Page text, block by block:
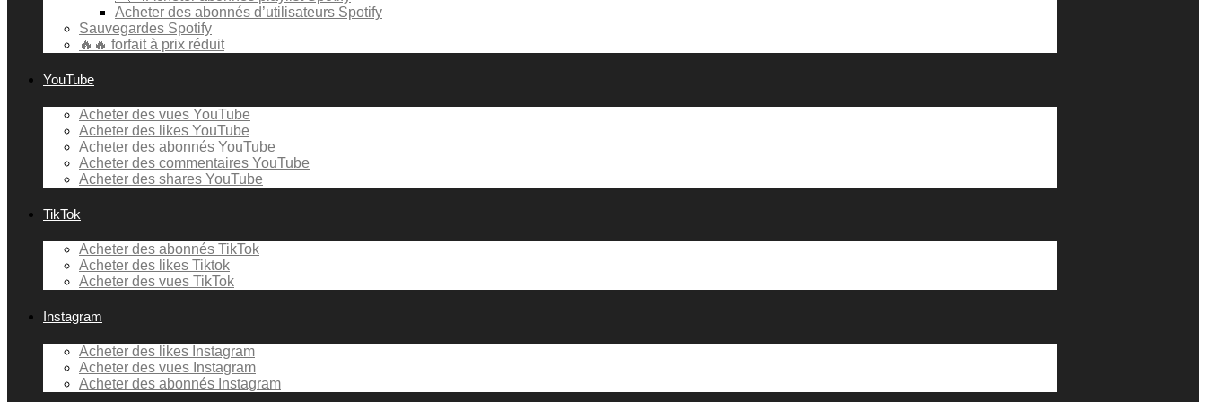
Acheter des abonnés d’utilisateurs Spotify
Sauvegardes Spotify
🔥🔥 forfait à prix réduit
YouTube
Acheter des vues YouTube
Acheter des likes YouTube
Acheter des abonnés YouTube
Acheter des commentaires YouTube
Acheter des shares YouTube
TikTok
Acheter des abonnés TikTok
Acheter des likes Tiktok
Acheter des vues TikTok
Instagram
Acheter des likes Instagram
Acheter des vues Instagram
Acheter des abonnés Instagram